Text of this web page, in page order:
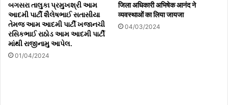
श्री रवि मिश्रा
બગસરા તાલુકા પ્રમુખશ્રી આમ
આદમી પાર્ટી શૈલેષભાઈ સતાસીયા
તેમજ આમ આદમી પાર્ટી ખજાનચી
રસિકભાઈ રાઠોડ આમ આદમી પાર્ટી
માંથી રાજીનામુ આપેલ.
01/04/2024
जिला अधिकारी अभिषेक आनंद ने
व्यवस्थाओं का लिया जायजा
04/03/2024